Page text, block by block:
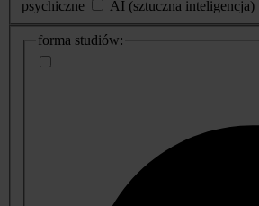
psychiczne
AI (sztuczna inteligencja)
dodatkowe
informacje
forma studiów: